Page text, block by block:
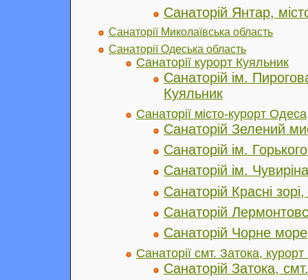
Санаторій Янтар,
Санаторії Миколаївська область
Санаторії Одеська область
Санаторії курорт Куяльник
Санаторій ім.
Куяльник
Санаторії місто-курорт Одеса
Санаторій Зелений
Санаторій ім.
Санаторій ім.
Санаторій Красні
Санаторій
Санаторій Чорне
Санаторії смт. Затока,
Санаторій Затока,